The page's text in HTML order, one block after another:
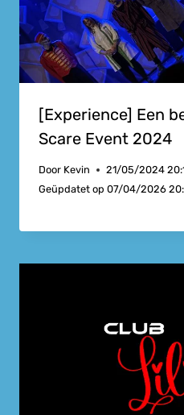
[Experience] Een
Scare Event 2024
Door Kevin
21/05/2024
Geüpdatet op 07/04/2026